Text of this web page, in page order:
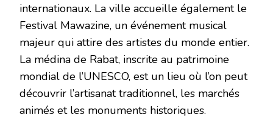
internationaux. La ville accueille également le
Festival Mawazine, un événement musical
majeur qui attire des artistes du monde entier.
La médina de Rabat, inscrite au patrimoine
mondial de l’UNESCO, est un lieu où l’on peut
découvrir l’artisanat traditionnel, les marchés
animés et les monuments historiques.